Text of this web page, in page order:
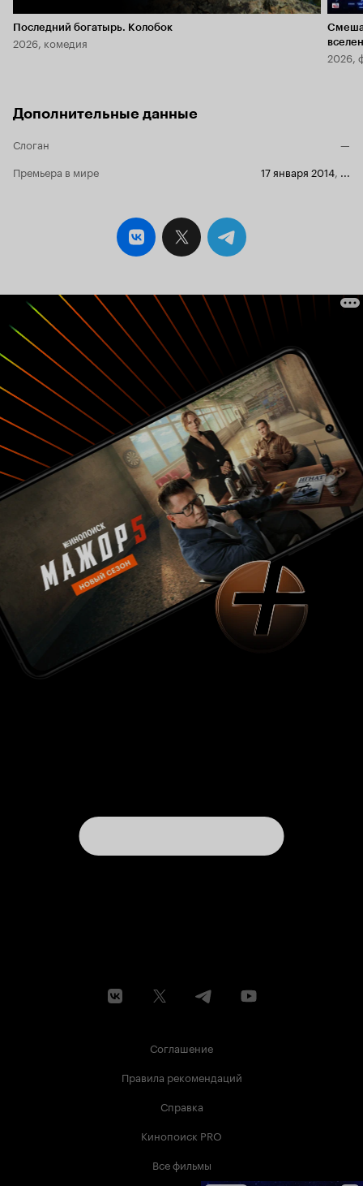
Последний богатырь. Колобок
2026, комедия
2026,
Дополнительные данные
Слоган
—
Премьера в мире
17 января 2014
Соглашение
Правила рекомендаций
Справка
Кинопоиск PRO
Все фильмы